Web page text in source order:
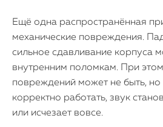
Ещё одна распространённая
механические повреждения.
сильное сдавливание корпуса
внутренним поломкам. При
повреждений может не быть,
корректно работать, звук
или исчезает вовсе.